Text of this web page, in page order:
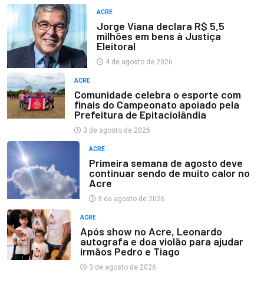
ACRE
Jorge Viana declara R$ 5,5
milhões em bens à Justiça
Eleitoral
4 de agosto de 2026
ACRE
Comunidade celebra o esporte com
finais do Campeonato apoiado pela
Prefeitura de Epitaciolândia
3 de agosto de 2026
ACRE
Primeira semana de agosto deve
continuar sendo de muito calor no
Acre
3 de agosto de 2026
ACRE
Após show no Acre, Leonardo
autografa e doa violão para ajudar
irmãos Pedro e Tiago
3 de agosto de 2026